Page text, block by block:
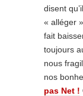
disent
« alléger
fait
toujours
nous
nos
pas Net !